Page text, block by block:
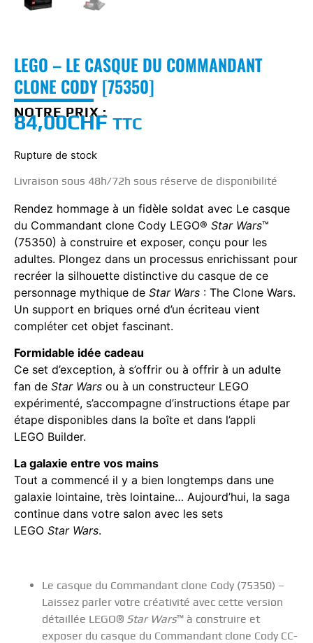
LEGO – LE CASQUE DU COMMANDANT
CLONE CODY [75350]
NOTRE PRIX :
84,00CHF TTC
Rupture de stock
Livraison sous 48h/72h sous réserve de disponibilité
Rendez hommage à un fidèle soldat avec Le casque
du Commandant clone Cody LEGO® Star Wars™
(75350) à construire et exposer, conçu pour les
adultes. Plongez dans un processus enrichissant pour
recréer la silhouette distinctive du casque de ce
personnage mythique de Star Wars : The Clone Wars.
Un support en briques orné d’un écriteau vient
compléter cet objet fascinant.
Formidable idée cadeau
Ce set d’exception, à s’offrir ou à offrir à un adulte
fan de Star Wars ou à un constructeur LEGO
expérimenté, s’accompagne d’instructions étape par
étape disponibles dans la boîte et dans l’appli
LEGO Builder.
La galaxie entre vos mains
Tout a commencé il y a bien longtemps dans une
galaxie lointaine, très lointaine… Aujourd’hui, la saga
continue dans votre salon avec les sets
LEGO Star Wars.
Le casque du Commandant clone Cody (75350) –
Laissez parler votre créativité avec cette version
détaillée LEGO® Star Wars™ à construire et
exposer du casque du Commandant clone Cody CC-